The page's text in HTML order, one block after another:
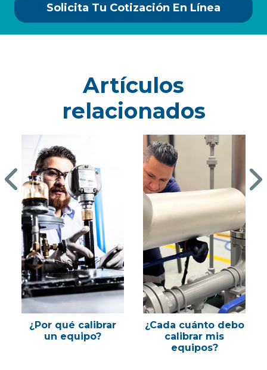
Solicita Tu Cotización En Línea
Artículos
relacionados
¿Por qué calibrar
un equipo?
¿Cada cuánto debo
calibrar mis
equipos?